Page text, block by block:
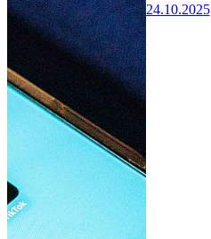
24.10.2025